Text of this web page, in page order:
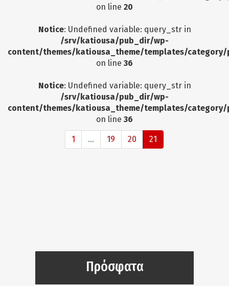
on line 20
Notice: Undefined variable: query_str in
/srv/katiousa/pub_dir/wp-
content/themes/katiousa_theme/templates/
on line 36
Notice: Undefined variable: query_str in
/srv/katiousa/pub_dir/wp-
content/themes/katiousa_theme/templates/
on line 36
1 ... 19 20 21
Πρόσφατα